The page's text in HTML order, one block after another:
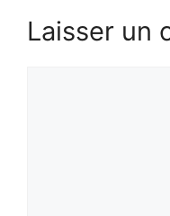
Laisser un